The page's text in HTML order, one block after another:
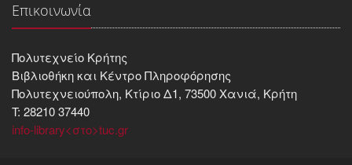
Επικοινωνία
Πολυτεχνείο Κρήτης
Βιβλιοθήκη και Kέντρο Πληροφόρησης
Πολυτεχνειούπολη, Κτίριο Δ1, 73500 Χανιά, Κρήτη
T: 28210 37440
info-library<στο>tuc.gr